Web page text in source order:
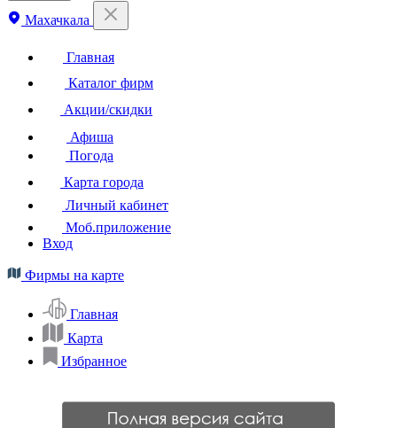
Махачкала
Главная
Каталог фирм
Акции/скидки
Афиша
Погода
Карта города
Личный кабинет
Моб.приложение
Вход
Фирмы на карте
Главная
Карта
Избранное